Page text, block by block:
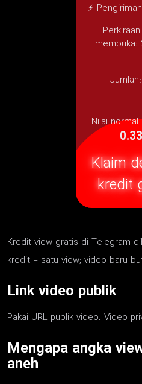
⚡
membuka:
Jumlah:
Nilai
Klaim
kredit
Kredit view gratis di Telegram
kredit = satu view; video baru
Link video publik
Pakai URL publik video. Video
Mengapa angka
aneh